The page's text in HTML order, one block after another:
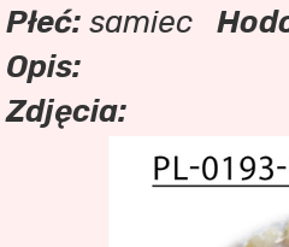
Płeć: samiec
Opis:
Zdjęcia: